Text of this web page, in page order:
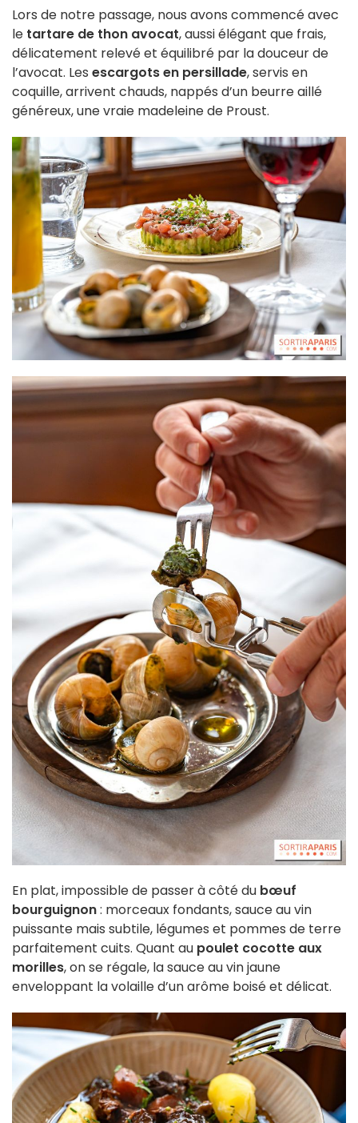
Lors de notre passage, nous avons commencé avec
le tartare de thon avocat, aussi élégant que frais,
délicatement relevé et équilibré par la douceur de
l’avocat. Les escargots en persillade, servis en
coquille, arrivent chauds, nappés d’un beurre aillé
généreux, une vraie madeleine de Proust.
En plat, impossible de passer à côté du bœuf
bourguignon: morceaux fondants, sauce au vin
puissante mais subtile, légumes et pommes de terre
parfaitement cuits. Quant au poulet cocotte aux
morilles, on se régale, la sauce au vin jaune
enveloppant la volaille d’un arôme boisé et délicat.